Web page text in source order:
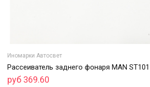
Иномарки Автосвет
Рассеиватель заднего фонаря MAN
руб 369.60